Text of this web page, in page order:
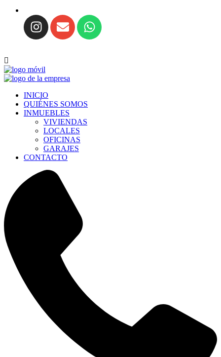
INICIO
QUIÉNES SOMOS
INMUEBLES
VIVIENDAS
LOCALES
OFICINAS
GARAJES
CONTACTO